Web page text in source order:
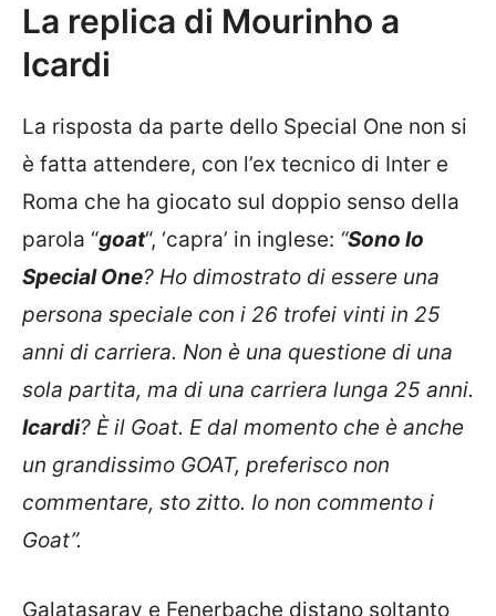
La replica di Mourinho a
Icardi
La risposta da parte dello Special One non si
è fatta attendere, con l’ex tecnico di Inter e
Roma che ha giocato sul doppio senso della
parola “goat“, ‘capra’ in inglese: “Sono lo
Special One? Ho dimostrato di essere una
persona speciale con i 26 trofei vinti in 25
anni di carriera. Non è una questione di una
sola partita, ma di una carriera lunga 25 anni.
Icardi? È il Goat. E dal momento che è anche
un grandissimo GOAT, preferisco non
commentare, sto zitto. Io non commento i
Goat”.
Galatasaray e Fenerbache distano soltanto